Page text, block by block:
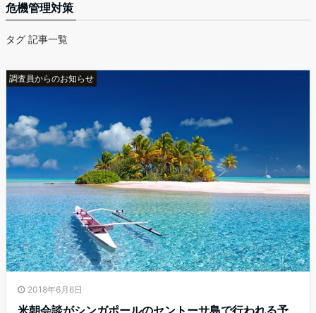
危機管理対策
タグ 記事一覧
調査員からのお知らせ
2018年6月6日
米朝会談がシンガポールのセントーサ島で行われる予